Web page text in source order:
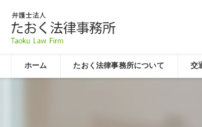
ホーム たおく法律事務所について 交